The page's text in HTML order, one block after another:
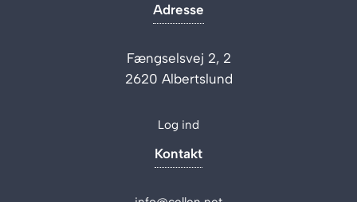
Adresse
Fængselsvej 2, 2
2620 Albertslund
Log ind
Kontakt